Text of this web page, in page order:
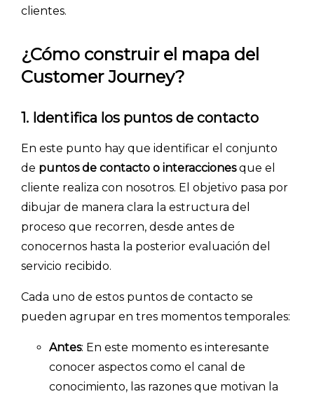
clientes.
¿Cómo construir el mapa del
Customer Journey?
1. Identifica los puntos de contacto
En este punto hay que identificar el conjunto
de puntos de contacto o interaccionesque el
cliente realiza con nosotros. El objetivo pasa por
dibujar de manera clara la estructura del
proceso que recorren, desde antes de
conocernos hasta la posterior evaluación del
servicio recibido.
Cada uno de estos puntos de contacto se
pueden agrupar en tres momentos temporales:
Antes: En este momento es interesante
conocer aspectos como el canal de
conocimiento, las razones que motivan la